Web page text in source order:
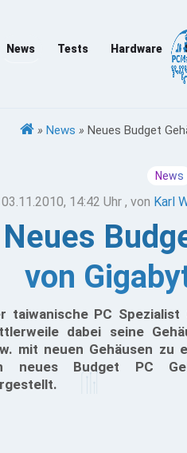
News Tests Hardware
» News » Neues Budget
News
03.11.2010, 14:42 Uhr , von Karl
Neues
von
taiwanische PC
dabei seine
mit neuen Gehäusen zu
neues Budget PC